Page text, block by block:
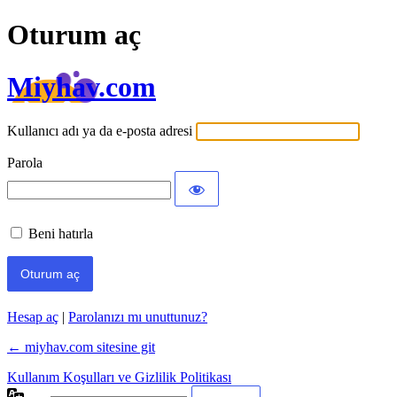
Oturum aç
Miyhav.com
Kullanıcı adı ya da e-posta adresi
Parola
Beni hatırla
Hesap aç | Parolanızı mı unuttunuz?
← miyhav.com sitesine git
Kullanım Koşulları ve Gizlilik Politikası